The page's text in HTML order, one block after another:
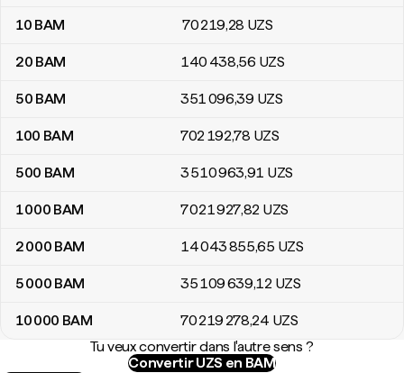
10 BAM 70 219,28 UZS
20 BAM 140 438,56 UZS
50 BAM 351 096,39 UZS
100 BAM 702 192,78 UZS
500 BAM 3 510 963,91 UZS
1 000 BAM 7 021 927,82 UZS
2 000 BAM 14 043 855,65 UZS
5 000 BAM 35 109 639,12 UZS
10 000 BAM 70 219 278,24 UZS
Tu veux convertir dans l'autre sens ?
Convertir UZS en BAM